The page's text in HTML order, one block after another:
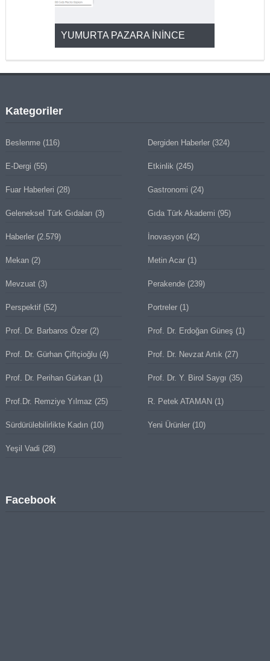
YUMURTA PAZARA İNİNCE
Kategoriler
Beslenme(116) Dergiden Haberler (324)
E-Dergi (55) Etkinlik (245)
Fuar Haberleri (28) Gastronomi (24)
Geleneksel Türk Gıdaları (3) Gıda Türk Akademi (95)
Haberler(2.579) İnovasyon (42)
Mekan(2) Metin Acar (1)
Mevzuat(3) Perakende (239)
Perspektif(52) Portreler (1)
Prof. Dr. Barbaros Özer(2) Prof. Dr. Erdoğan Güneş (1)
Prof. Dr. Gürhan Çiftçioğlu(4) Prof. Dr. Nevzat Artık (27)
Prof. Dr. Perihan Gürkan(1) Prof. Dr. Y. Birol Saygı (35)
Prof.Dr. Remziye Yılmaz (25) R. Petek ATAMAN (1)
Sürdürülebilirlikte Kadın(10) Yeni Ürünler (10)
Yeşil Vadi (28)
Facebook